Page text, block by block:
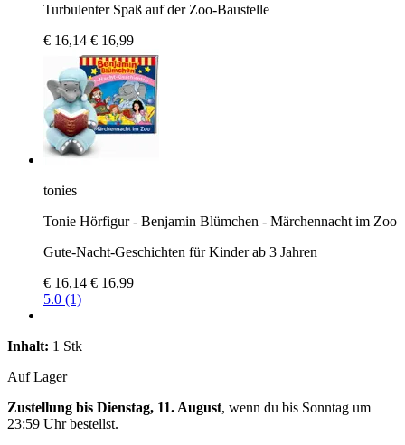
Turbulenter Spaß auf der Zoo-Baustelle
€ 16,14 € 16,99
tonies
Tonie Hörfigur - Benjamin Blümchen - Märchennacht im Zoo
Gute-Nacht-Geschichten für Kinder ab 3 Jahren
€ 16,14 € 16,99
5.0 (1)
Inhalt: 1 Stk
Auf Lager
Zustellung bis Dienstag, 11. August, wenn du bis Sonntag um
23:59 Uhrbestellst.